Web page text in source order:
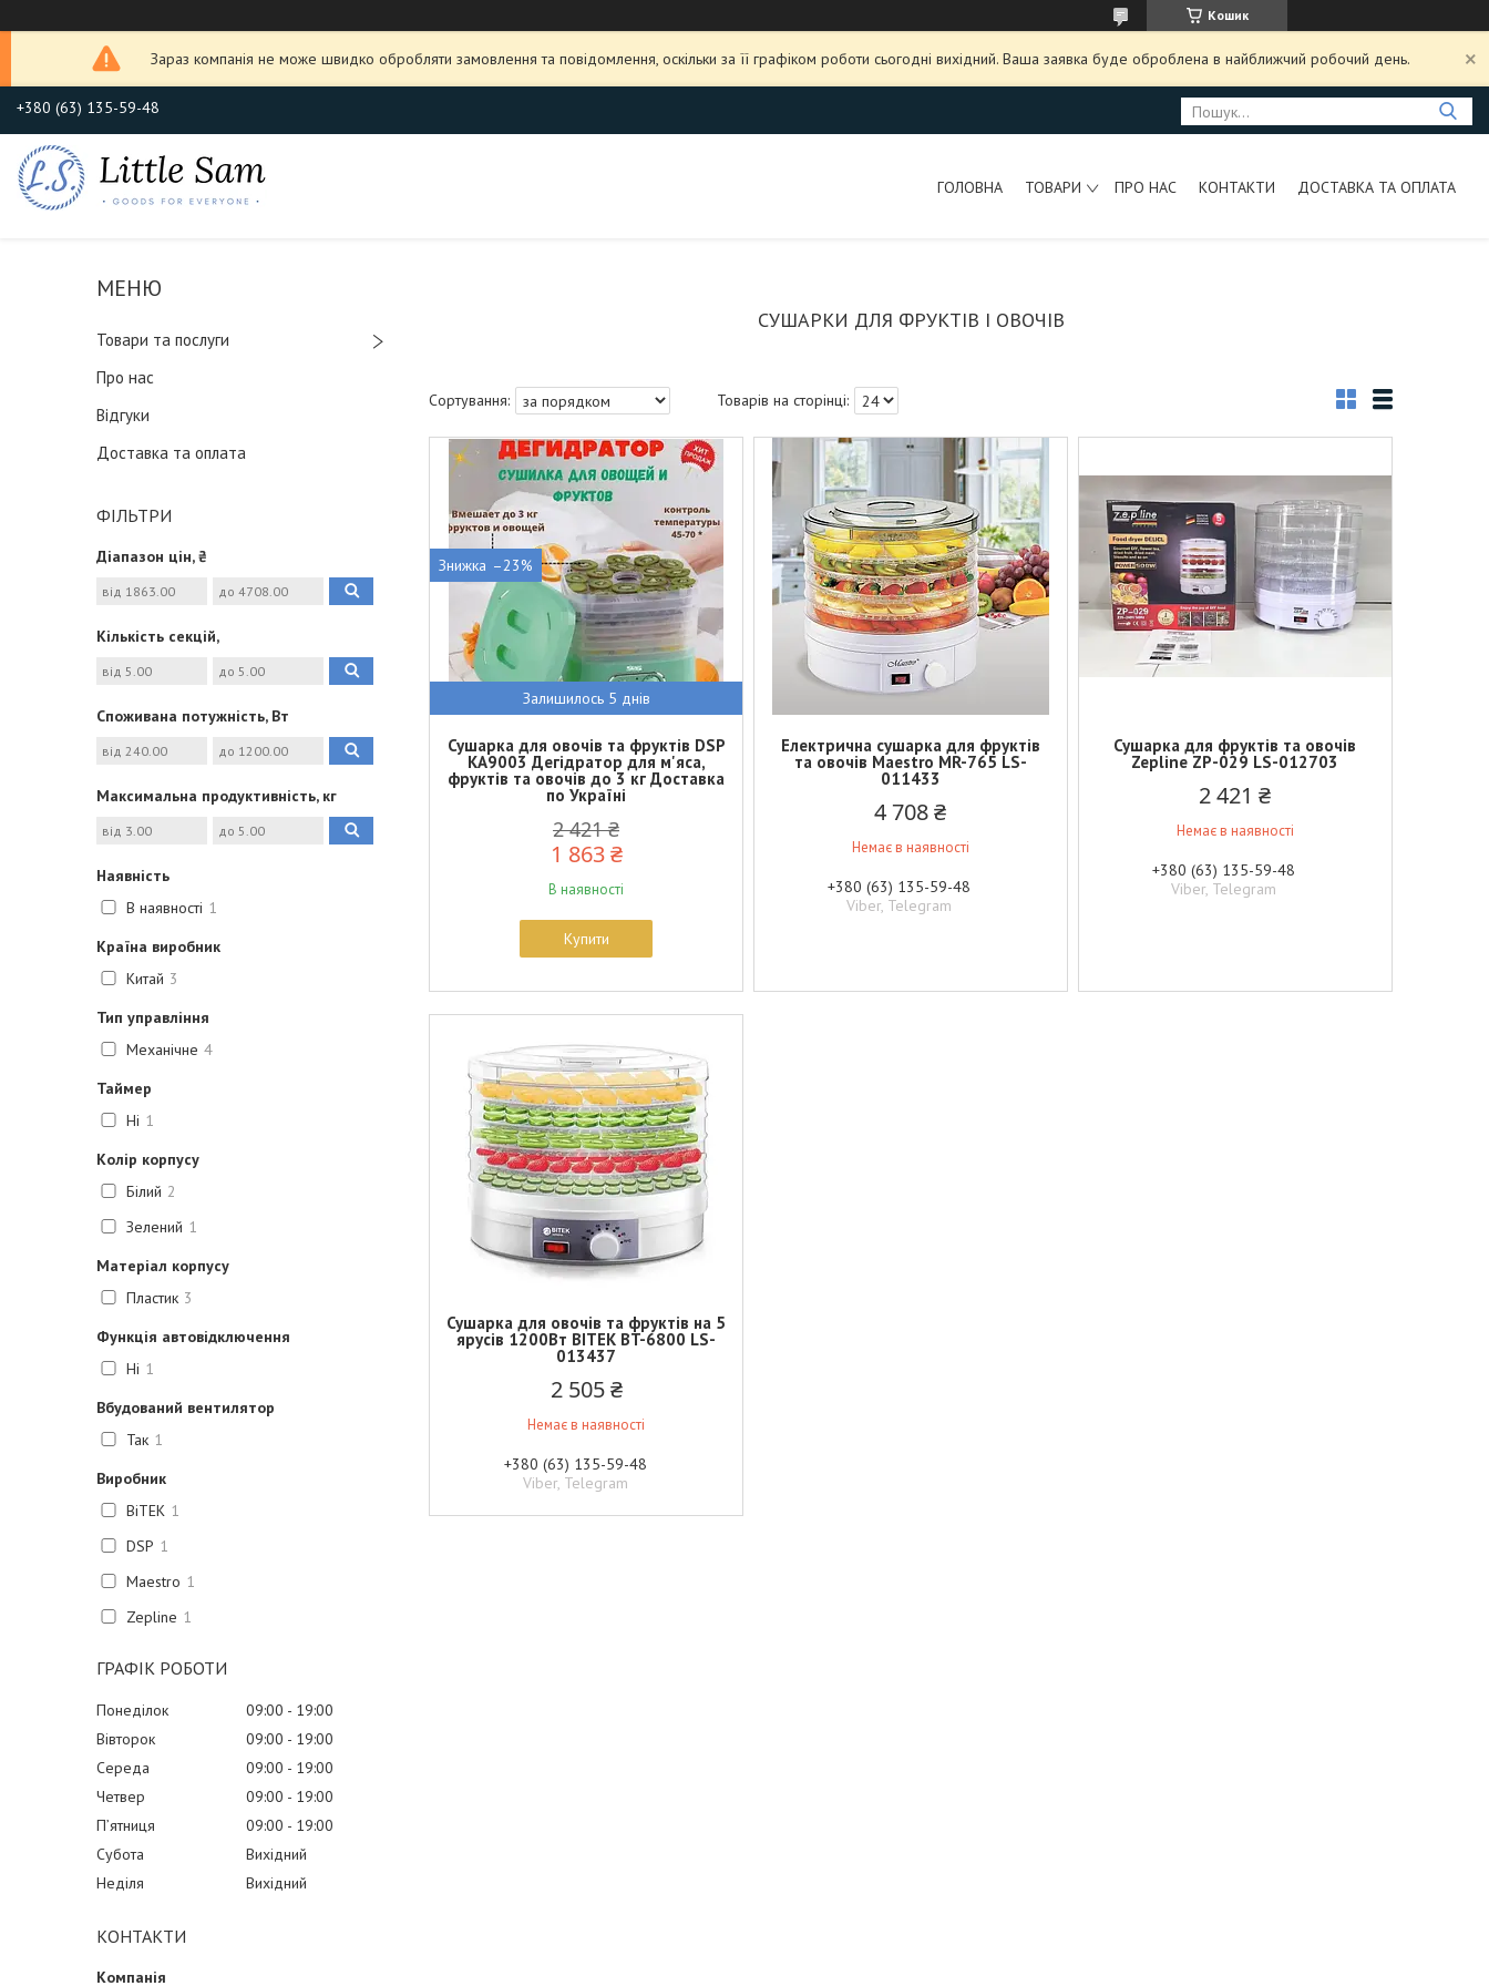
Кошик
Зараз компанія не може швидко обробляти замовлення та повідомлення, оскільки за її графіком роботи сьогодні вихідний. Ваша заявка буде оброблена в найближчий робочий день.
+380 (63) 135-59-48
ГОЛОВНА ТОВАРИ ПРО НАС КОНТАКТИ ДОСТАВКА ТА ОПЛАТА
Товари та послуги
Про нас
Відгуки
Доставка та оплата
ФІЛЬТРИ
Діапазон цін, ₴
Кількість секцій,
Споживана потужність, Вт
Максимальна продуктивність, кг
Наявність
В наявності 1
Країна виробник
Китай 3
Тип управління
Механічне 4
Таймер
Ні 1
Колір корпусу
Білий 2
Зелений 1
Матеріал корпусу
Пластик 3
Функція автовідключення
Ні 1
Вбудований вентилятор
Так 1
Виробник
BiTEK 1
DSP 1
Maestro 1
Zepline 1
ГРАФІК РОБОТИ
Понеділок 09:00
19:00
Вівторок
09:00
19:00
Середа
09:00
19:00
Четвер
09:00
19:00
Пʼятниця
09:00
19:00
Субота
Вихідний
Неділя
Вихідний
КОНТАКТИ
СУШАРКИ ДЛЯ ФРУКТІВ І ОВОЧІВ
–23%
Залишилось 5 днів
Сушарка для овочів та фруктів DSP
KA9003 Дегідратор для м'яса,
фруктів та овочів до 3 кг Доставка
по Україні
2 421 ₴
1 863 ₴
В наявності
Купити
Електрична сушарка для фруктів
та овочів Maestro MR-765 LS-
011433
4 708 ₴
Немає в наявності
+380 (63) 135-59-48
Viber, Telegram
Сушарка для фруктів та овочів
Zepline ZP-029 LS-012703
2 421 ₴
Немає в наявності
+380 (63) 135-59-48
Viber, Telegram
Сушарка для овочів та фруктів на 5
ярусів 1200Вт BITEK BT-6800 LS-
013437
2 505 ₴
Немає в наявності
+380 (63) 135-59-48
Viber, Telegram